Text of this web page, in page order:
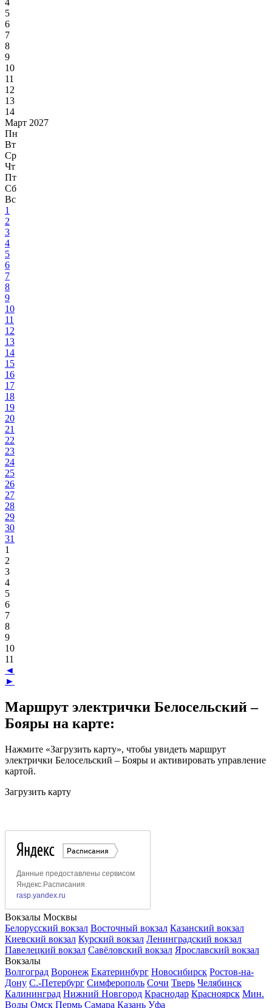
4
5
6
7
8
9
10
11
12
13
14
Март 2027
Пн
Вт
Ср
Чт
Пт
Сб
Вс
1
2
3
4
5
6
7
8
9
10
11
12
13
14
15
16
17
18
19
20
21
22
23
24
25
26
27
28
29
30
31
1
2
3
4
5
6
7
8
9
10
11
◄
►
Маршрут электрички Белосельский –
Бояры на карте:
Нажмите «Загрузить карту», чтобы увидеть маршрут
электрички Белосельский – Бояры и активировать управление
картой.
Загрузить карту
Вокзалы Москвы
Белорусский вокзал Восточный вокзал Казанский вокзал
Киевский вокзал Курский вокзал Ленинградский вокзал
Павелецкий вокзал Савёловский вокзал Ярославский вокзал
Вокзалы
Волгоград Воронеж Екатеринбург Новосибирск Ростов-на-
Дону С.-Петербург Симферополь Сочи Тверь Челябинск
Калининград Нижний Новгород Краснодар Красноярск Мин.
Воды Омск Пермь Самара Казань Уфа